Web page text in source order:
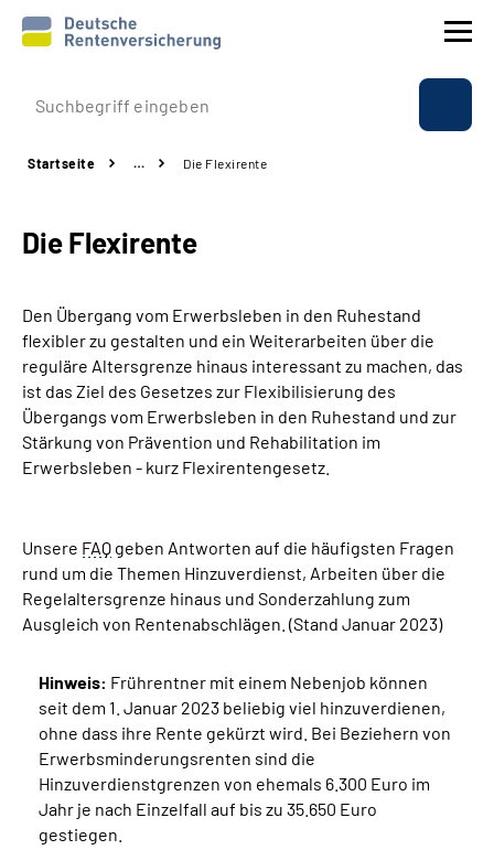
Prävention
Rente
Beratung & Kontakt
Experten
Über uns & Presse
Suche
Language
Leichte Sprache
Mein Kundenportal
Startseite … Die Flexirente
Die Flexirente
Den Übergang vom Erwerbsleben in den Ruhestand
flexibler zu gestalten und ein Weiterarbeiten über die
reguläre Altersgrenze hinaus interessant zu machen, das
ist das Ziel des Gesetzes zur Flexibilisierung des
Übergangs vom Erwerbsleben in den Ruhestand und zur
Stärkung von Prävention und Rehabilitation im
Erwerbsleben - kurz Flexirentengesetz.
Unsere FAQ geben Antworten auf die häufigsten Fragen
rund um die Themen Hinzuverdienst, Arbeiten über die
Regelaltersgrenze hinaus und Sonderzahlung zum
Ausgleich von Rentenabschlägen. (Stand Januar 2023)
Hinweis: Frührentner mit einem Nebenjob können
seit dem 1. Januar 2023 beliebig viel hinzuverdienen,
ohne dass ihre Rente gekürzt wird. Bei Beziehern von
Erwerbsminderungsrenten sind die
Hinzuverdienstgrenzen von ehemals 6.300 Euro im
Jahr je nach Einzelfall auf bis zu 35.650 Euro
gestiegen.